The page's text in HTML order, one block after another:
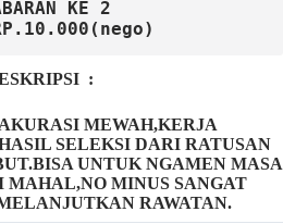
:
MEWAH,KERJA
SELEKSI DARI RATUSAN
UNTUK NGAMEN MASA
MAHAL,NO MINUS SANGAT
RAWATAN.